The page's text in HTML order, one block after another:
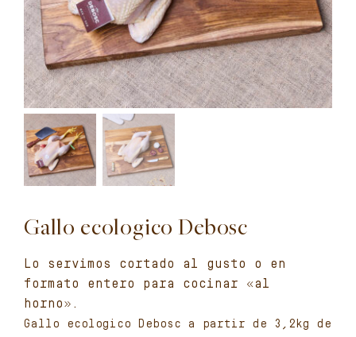
Gallo ecologico Debosc
Lo servimos cortado al gusto o en
formato entero para cocinar «al
horno».
Gallo ecologico Debosc a partir de 3,2kg de